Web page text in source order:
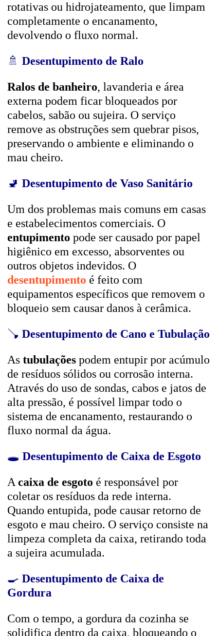
rotativas ou hidrojateamento, que limpam
completamente o encanamento,
devolvendo o fluxo normal.
🚿 Desentupimento de Ralo
Ralos de banheiro, lavanderia e área
externa podem ficar bloqueados por
cabelos, sabão ou sujeira. O serviço
remove as obstruções sem quebrar pisos,
preservando o ambiente e eliminando o
mau cheiro.
🚽 Desentupimento de Vaso Sanitário
Um dos problemas mais comuns em casas
e estabelecimentos comerciais. O
entupimento pode ser causado por papel
higiênico em excesso, absorventes ou
outros objetos indevidos. O
desentupimento é feito com
equipamentos específicos que removem o
bloqueio sem causar danos à cerâmica.
🪠 Desentupimento de Cano e Tubulação
As tubulações podem entupir por acúmulo
de resíduos sólidos ou corrosão interna.
Através do uso de sondas, cabos e jatos de
alta pressão, é possível limpar todo o
sistema de encanamento, restaurando o
fluxo normal da água.
🕳️ Desentupimento de Caixa de Esgoto
A caixa de esgoto é responsável por
coletar os resíduos da rede interna.
Quando entupida, pode causar retorno de
esgoto e mau cheiro. O serviço consiste na
limpeza completa da caixa, retirando toda
a sujeira acumulada.
🍳 Desentupimento de Caixa de
Gordura
Com o tempo, a gordura da cozinha se
solidifica dentro da caixa, bloqueando o